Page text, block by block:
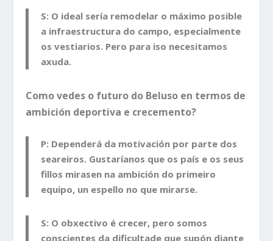
S: O ideal sería remodelar o máximo posible
a infraestructura do campo, especialmente
os vestiarios. Pero para iso necesitamos
axuda.
Como vedes o futuro do Beluso en termos de
ambición deportiva e crecemento?
P: Dependerá da motivación por parte dos
seareiros. Gustaríanos que os país e os seus
fillos mirasen na ambición do primeiro
equipo, un espello no que mirarse.
S: O obxectivo é crecer, pero somos
conscientes da dificultade que supón diante